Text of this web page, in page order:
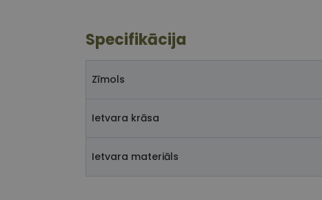
Specifikācija
Zīmols
Ietvara krāsa
Ietvara materiāls